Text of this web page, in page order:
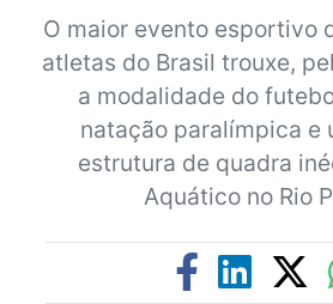
O maior evento esportivo
atletas do Brasil trouxe,
a modalidade do
natação paralímpica e
estrutura de quadra
Aquático no Rio